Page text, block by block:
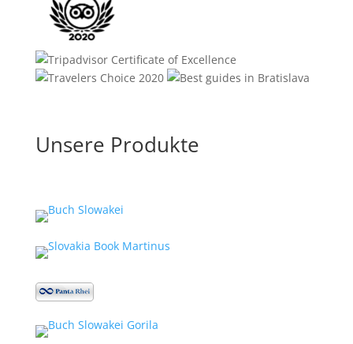
Unsere Produkte